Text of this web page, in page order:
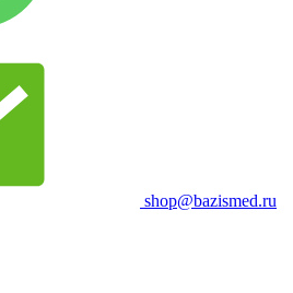
shop@bazismed.ru